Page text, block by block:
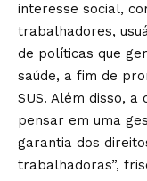
interesse social,
trabalhadores,
de políticas que
saúde, a fim de
SUS. Além disso,
pensar em uma
garantia dos
trabalhadoras”,